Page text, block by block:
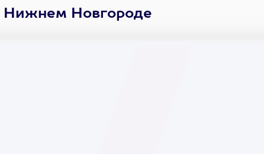
Нижнем Новгороде